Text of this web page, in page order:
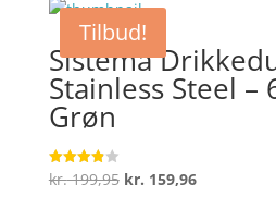
Tilbud!
Sistema
Stainless Steel –
Grøn
Vurderet
3.9
kr.199,95 Den
kr. 159,96Den